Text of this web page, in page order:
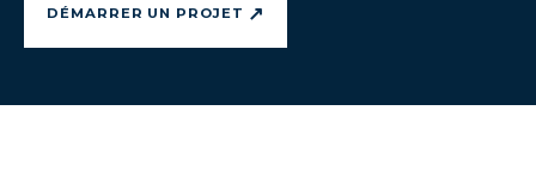
DÉMARRER UN PROJET ↗